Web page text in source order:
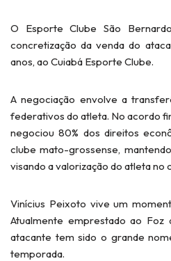
O Esporte Clube São
concretização da venda do
anos, ao Cuiabá Esporte Clube.
A negociação envolve a
federativos do atleta. No acordo
negociou 80% dos direitos
clube mato-grossense,
visando a valorização do atleta no
Vinícius Peixoto vive um
Atualmente emprestado ao Foz
atacante tem sido o grande
temporada.